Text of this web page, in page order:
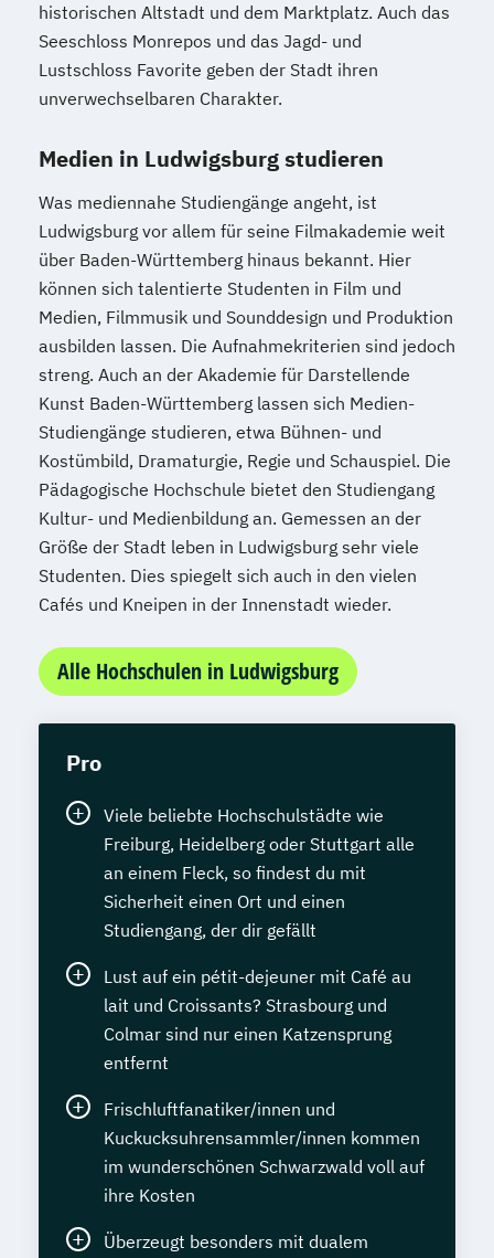
historischen Altstadt und dem Marktplatz. Auch das
Seeschloss Monrepos und das Jagd- und
Lustschloss Favorite geben der Stadt ihren
unverwechselbaren Charakter.
Medien in Ludwigsburg studieren
Was mediennahe Studiengänge angeht, ist
Ludwigsburg vor allem für seine Filmakademie weit
über Baden-Württemberg hinaus bekannt. Hier
können sich talentierte Studenten in Film und
Medien, Filmmusik und Sounddesign und Produktion
ausbilden lassen. Die Aufnahmekriterien sind jedoch
streng. Auch an der Akademie für Darstellende
Kunst Baden-Württemberg lassen sich Medien-
Studiengänge studieren, etwa Bühnen- und
Kostümbild, Dramaturgie, Regie und Schauspiel. Die
Pädagogische Hochschule bietet den Studiengang
Kultur- und Medienbildung an. Gemessen an der
Größe der Stadt leben in Ludwigsburg sehr viele
Studenten. Dies spiegelt sich auch in den vielen
Cafés und Kneipen in der Innenstadt wieder.
Alle Hochschulen in Ludwigsburg
Pro
Viele beliebte Hochschulstädte wie
Freiburg, Heidelberg oder Stuttgart alle
an einem Fleck, so findest du mit
Sicherheit einen Ort und einen
Studiengang, der dir gefällt
Lust auf ein pétit-dejeuner mit Café au
lait und Croissants? Strasbourg und
Colmar sind nur einen Katzensprung
entfernt
Frischluftfanatiker/innen und
Kuckucksuhrensammler/innen kommen
im wunderschönen Schwarzwald voll auf
ihre Kosten
Überzeugt besonders mit dualem